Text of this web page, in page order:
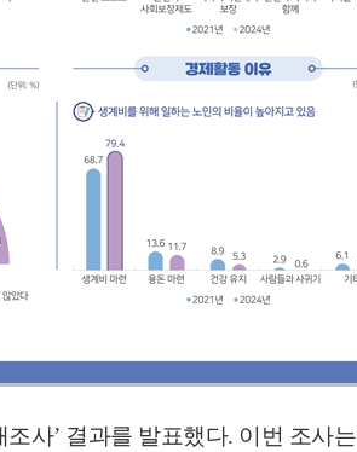
조사’ 결과를 발표했다. 이번 조사는